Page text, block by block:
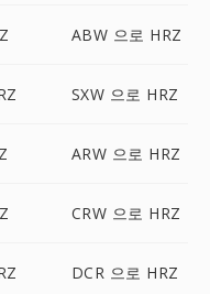
ABW 으로 HRZ
SXW 으로 HRZ
ARW 으로 HRZ
CRW 으로 HRZ
DCR 으로 HRZ